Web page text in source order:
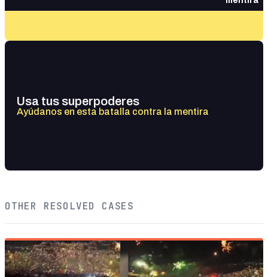
Usa tus superpoderes
Ayúdanos en esta batalla contra la mentira
OTHER RESOLVED CASES